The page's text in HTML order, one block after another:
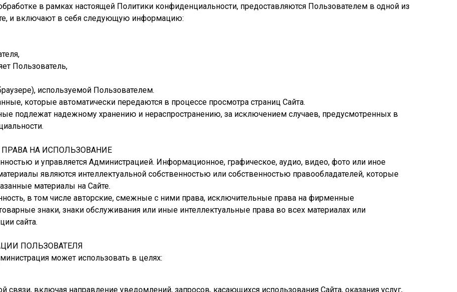
в рамках настоящей Политики конфиденциальности, предоставляются Пользователем в одной из
и включают в себя следующую информацию:
Пользователь,
используемой Пользователем.
которые автоматически передаются в процессе просмотра страниц Сайта.
подлежат надежному хранению и нераспространению, за исключением случаев, предусмотренных в
НА ИСПОЛЬЗОВАНИЕ
и управляется Администрацией. Информационное, графическое, аудио, видео, фото или иное
являются интеллектуальной собственностью или собственностью правообладателей, которые
материалы на Сайте.
в том числе авторские, смежные с ними права, исключительные права на фирменные
знаки, знаки обслуживания или иные интеллектуальные права во всех материалах или
сайта.
ПОЛЬЗОВАТЕЛЯ
может использовать в целях:
связи, включая направление уведомлений, запросов, касающихся использования Сайта, оказания услуг,